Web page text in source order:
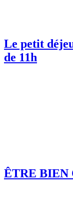
Le petit
de 11h
ÊTRE BIEN